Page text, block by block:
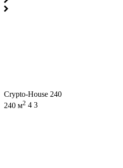
Crypto-House 240
240 м2 4 3